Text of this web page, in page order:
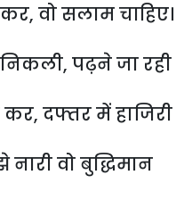
, वो सलाम चाहिए।
, पढ़ने जा रही
कर, दफ्तर में हाजिरी
वो बुद्धिमान